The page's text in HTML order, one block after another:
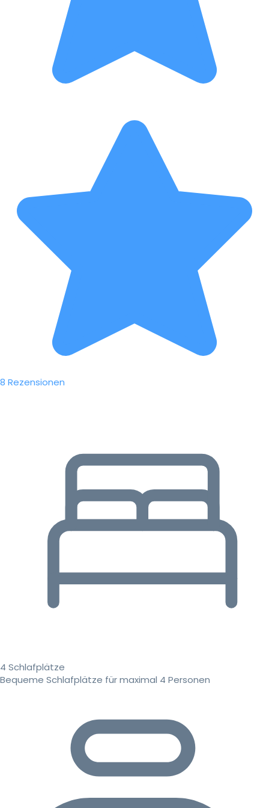
8 Rezensionen
4 Schlafplätze
Bequeme Schlafplätze für maximal 4 Personen